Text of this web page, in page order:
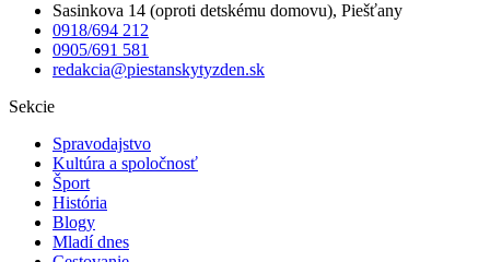
Sasinkova 14 (oproti detskému domovu), Piešťany
0918/694 212
0905/691 581
redakcia@piestanskytyzden.sk
Sekcie
Spravodajstvo
Kultúra a spoločnosť
Šport
História
Blogy
Mladí dnes